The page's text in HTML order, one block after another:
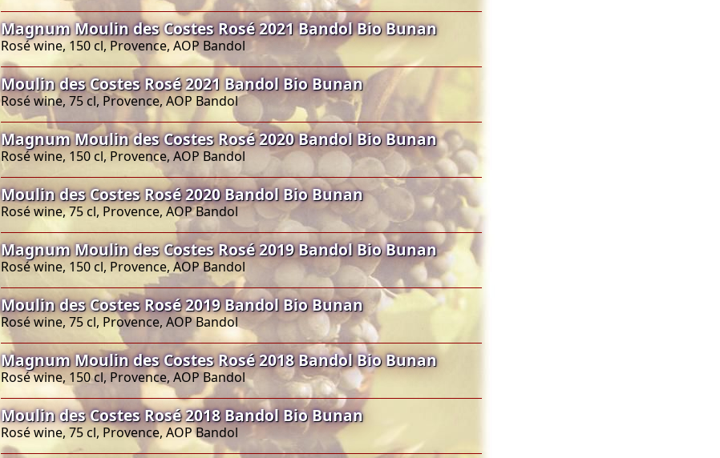
Magnum Moulin des Costes Rosé 2021 Bandol Bio Bunan
Rosé wine, 150 cl, Provence, AOP Bandol
Moulin des Costes Rosé 2021 Bandol Bio Bunan
Rosé wine, 75 cl, Provence, AOP Bandol
Magnum Moulin des Costes Rosé 2020 Bandol Bio Bunan
Rosé wine, 150 cl, Provence, AOP Bandol
Moulin des Costes Rosé 2020 Bandol Bio Bunan
Rosé wine, 75 cl, Provence, AOP Bandol
Magnum Moulin des Costes Rosé 2019 Bandol Bio Bunan
Rosé wine, 150 cl, Provence, AOP Bandol
Moulin des Costes Rosé 2019 Bandol Bio Bunan
Rosé wine, 75 cl, Provence, AOP Bandol
Magnum Moulin des Costes Rosé 2018 Bandol Bio Bunan
Rosé wine, 150 cl, Provence, AOP Bandol
Moulin des Costes Rosé 2018 Bandol Bio Bunan
Rosé wine, 75 cl, Provence, AOP Bandol